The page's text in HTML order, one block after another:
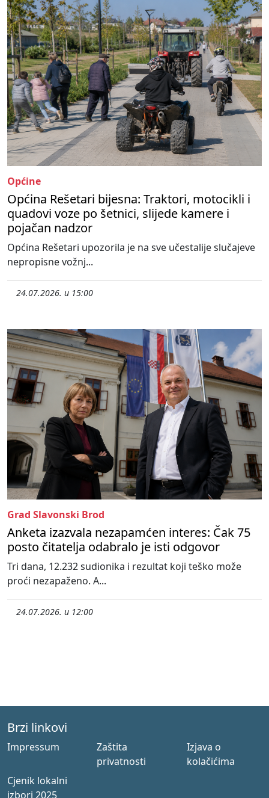
Općine
Općina Rešetari bijesna: Traktori, motocikli i
quadovi voze po šetnici, slijede kamere i
pojačan nadzor
Općina Rešetari upozorila je na sve učestalije slučajeve
nepropisne vožnj...
24.07.2026. u 15:00
Grad Slavonski Brod
Anketa izazvala nezapamćen interes: Čak 75
posto čitatelja odabralo je isti odgovor
Tri dana, 12.232 sudionika i rezultat koji teško može
proći nezapaženo. A...
24.07.2026. u 12:00
Brzi linkovi
Impressum
Zaštita
privatnosti
Izjava o
kolačićima
Cjenik lokalni
izbori 2025